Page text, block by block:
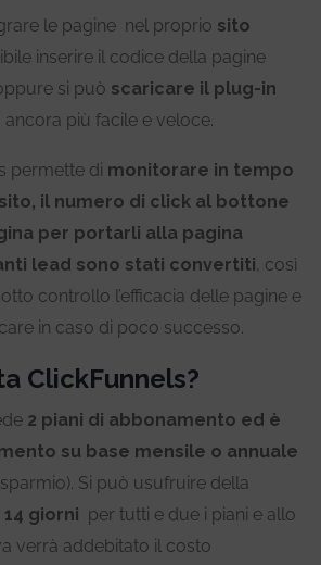
le pagine nel proprio sito
inserire il codice della pagine
si può scaricare il plug-in
più facile e veloce.
permette di monitorare in tempo
il numero di click al bottone
per portarli alla pagina
lead sono stati convertiti, così
controllo l’efficacia delle pagine e
in caso di poco successo.
ClickFunnels?
2 piani di abbonamento ed è
su base mensile o annuale
Si può usufruire della
giorni per tutti e due i piani e allo
verrà addebitato il costo